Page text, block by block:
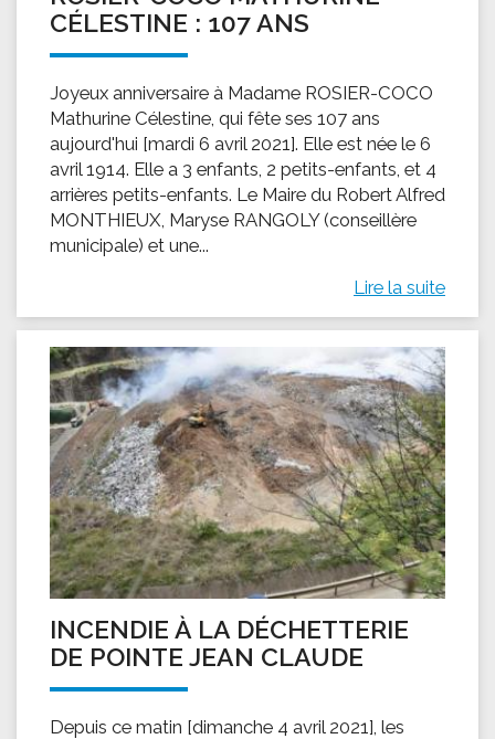
CÉLESTINE : 107 ANS
Joyeux anniversaire à Madame ROSIER-COCO
Mathurine Célestine, qui fête ses 107 ans
aujourd'hui [mardi 6 avril 2021]. Elle est née le 6
avril 1914. Elle a 3 enfants, 2 petits-enfants, et 4
arrières petits-enfants. Le Maire du Robert Alfred
MONTHIEUX, Maryse RANGOLY (conseillère
municipale) et une...
Lire la suite
INCENDIE À LA DÉCHETTERIE
DE POINTE JEAN CLAUDE
Depuis ce matin [dimanche 4 avril 2021], les